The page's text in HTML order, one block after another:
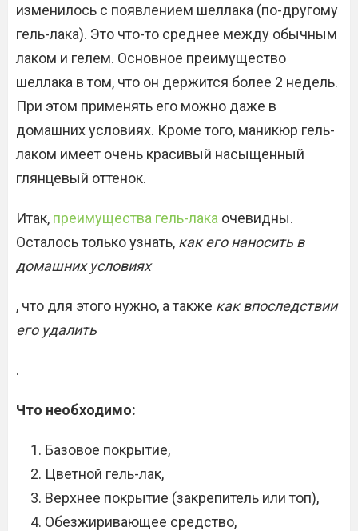
изменилось с появлением шеллака (по-другому
гель-лака). Это что-то среднее между обычным
лаком и гелем. Основное преимущество
шеллака в том, что он держится более 2 недель.
При этом применять его можно даже в
домашних условиях. Кроме того, маникюр гель-
лаком имеет очень красивый насыщенный
глянцевый оттенок.
Итак, преимущества гель-лака очевидны.
Осталось только узнать, как его наносить в
домашних условиях
, что для этого нужно, а также как впоследствии
его удалить
.
Что необходимо:
Базовое покрытие,
Цветной гель-лак,
Верхнее покрытие (закрепитель или топ),
Обезжиривающее средство,